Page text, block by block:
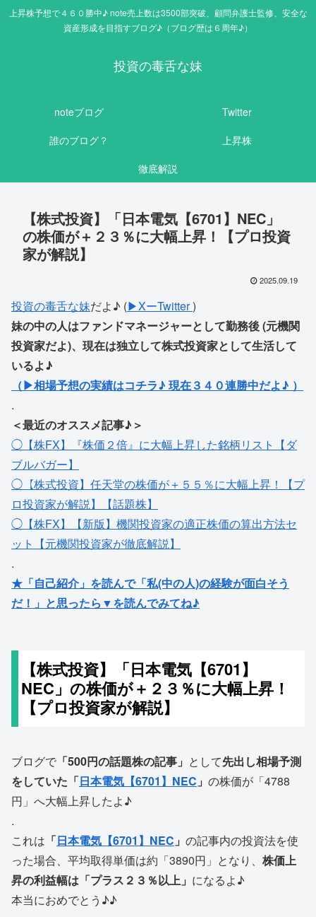
上昇株予想で４６０勝中♪ note売上数は3500部突破、顧問弁護士監修、安全な
資産形成を目指すブログ♪（ブログ歴は６周年♪）
投資の毒舌な妹
noteブログ
Twitter
誰のブログ？
上昇株
徹底解説
【株式投資】「日本電気【6701】NEC」
の株価が＋２３％に大幅上昇！【プロ投資
家が解説】
2025.09.19
投資の毒舌な妹だよ♪ (▶XーTwitter)
妹の中の人はファンドマネージャーとして勤務後 (元機関
投資家だよ)、現在は独立して株式投資家として生活して
いるよ♪
（▶相場予想の実績はコチラ♪ 現在３４０連勝中だよ♪ ）
.
＜最近のオススメ記事♪＞
◯【株FX】『株価２倍』に大幅上昇した銘柄リスト【ダ
ブルバガー】
◯【株式投資】任天堂の株価が＋５５％に大幅上昇！【プ
ロ投資家が解説】【話題株】
◯【株FX】【新版】機関投資家の適正株価の算出方法セ
ット【元機関投資家が徹底解説】
.
★「自己紹介」を読んで「私(中の人)の経験が面白そう
だ！」と思ったら▼を読んでみてね♪
【株式投資】「日本電気【6701】
NEC」の株価が＋２３％に大幅上昇！
【プロ投資家が解説】
ブログで 「500円の話題株の記事」 として先出し相場予測
をしていた「日本電気【6701】NEC 」 の株価が「4788
円」へ大幅上昇したよ♪
.
これは 「日本電気【6701】NEC 」 の記事内の投資法を使
った場合、平均取得単価は約「3890円」となり、 株価上
昇の利益幅は「プラス２３％以上」 になるよ♪
本当におめでとう♪♪